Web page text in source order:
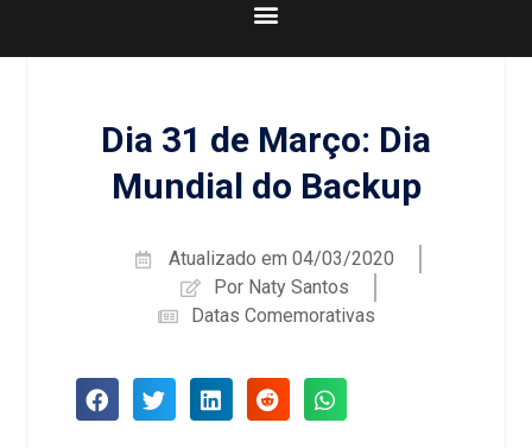
Dia 31 de Março: Dia
Mundial do Backup
Atualizado em 04/03/2020
Por Naty Santos
Datas Comemorativas